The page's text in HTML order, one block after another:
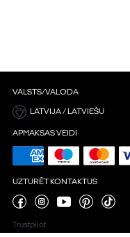
VALSTS/VALODA
LATVIJA / LATVIEŠU
APMAKSAS VEIDI
UZTURĒT KONTAKTUS
Trustpilot